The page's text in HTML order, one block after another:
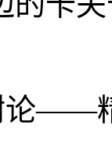
论——